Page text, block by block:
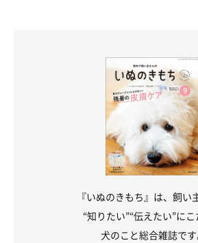
『いぬのきもち』は、飼い
“知りたい”“伝えたい”にこ
犬のこと総合雑誌です